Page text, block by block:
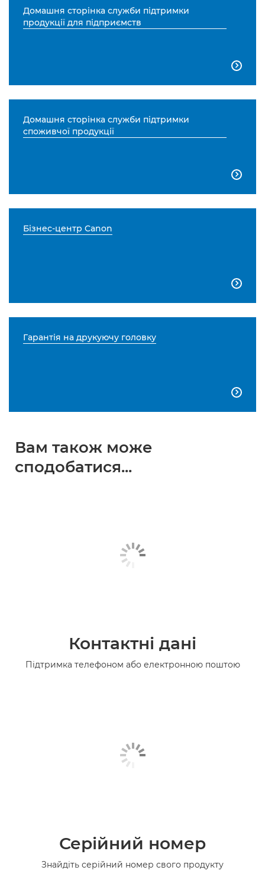
Домашня сторінка служби підтримки
продукції для підприємств

Домашня сторінка служби підтримки
споживчої продукції

Бізнес-центр Canon

Гарантія на друкуючу головку

Вам також може
сподобатися...
Контактні дані
Підтримка телефоном або електронною поштою
Серійний номер
Знайдіть серійний номер свого продукту